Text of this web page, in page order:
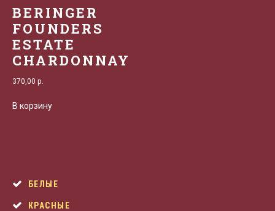
BERINGER
FOUNDERS
ESTATE
CHARDONNAY
370,00 р.
В корзину
БЕЛЫЕ
КРАСНЫЕ